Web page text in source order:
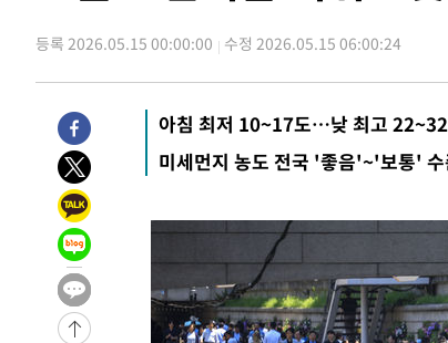
-24408초 전 >[속보]'압수수색·성접대 논란' 축구협회 "실망과
-13029초 전 >'최고 37도' 폭염 지속…강원동해안 최대 150㎜
-6155초 전 >
[속보]뉴욕증시 상승 마감…S&P 0.6% 나스닥
등록 2026.05.15 00:00:00 수정 2026.05.15 06:00:24
아침 최저 10~17도…낮 최고
미세먼지 농도 전국 '좋음'~'보통' 수